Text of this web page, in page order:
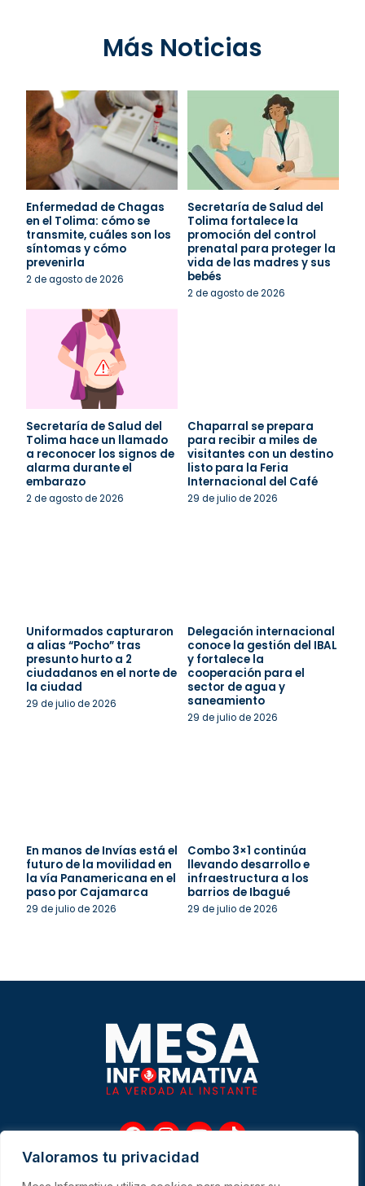
Valoramos tu privacidad
Más Noticias
Enfermedad de Chagas
en el Tolima: cómo se
transmite, cuáles son los
síntomas y cómo
prevenirla
2 de agosto de 2026
Secretaría de Salud del
Tolima fortalece la
promoción del control
prenatal para proteger la
vida de las madres y sus
bebés
2 de agosto de 2026
Secretaría de Salud del
Tolima hace un llamado
a reconocer los signos de
alarma durante el
embarazo
2 de agosto de 2026
Chaparral se prepara
para recibir a miles de
visitantes con un destino
listo para la Feria
Internacional del Café
29 de julio de 2026
Uniformados capturaron
a alias “Pocho” tras
presunto hurto a 2
ciudadanos en el norte de
la ciudad
29 de julio de 2026
Delegación internacional
conoce la gestión del IBAL
y fortalece la
cooperación para el
sector de agua y
saneamiento
29 de julio de 2026
En manos de Invías está el
futuro de la movilidad en
la vía Panamericana en el
paso por Cajamarca
29 de julio de 2026
Combo 3×1 continúa
llevando desarrollo e
infraestructura a los
barrios de Ibagué
29 de julio de 2026
F
a
c
e
I
n
s
t
Y
o
u
t
T
t